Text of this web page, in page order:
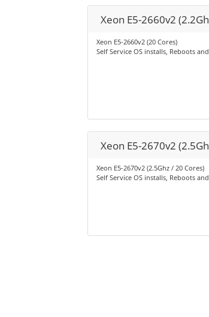
Xeon E5-2660v2
Xeon E5-2660v2 (20 Cores)
Self Service OS installs, Reboots
Xeon E5-2670v2
Xeon E5-2670v2 (2.5Ghz / 20 Cores)
Self Service OS installs, Reboots